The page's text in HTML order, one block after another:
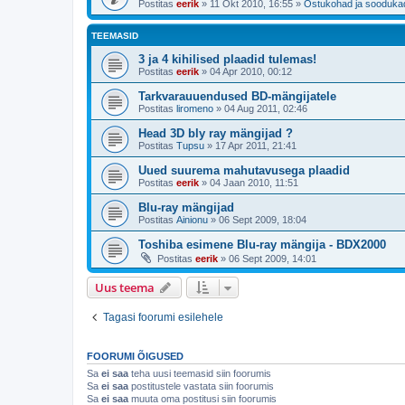
Postitas eerik » 11 Okt 2010, 16:55 » Ostukohad ja
TEEMASID
3 ja 4 kihilised plaadid tulemas!
Postitas eerik » 04 Apr 2010, 00:12
Tarkvarauuendused BD-mängijatele
Postitas liromeno » 04 Aug 2011, 02:46
Head 3D bly ray mängijad ?
Postitas Tupsu » 17 Apr 2011, 21:41
Uued suurema mahutavusega plaadid
Postitas eerik » 04 Jaan 2010, 11:51
Blu-ray mängijad
Postitas Ainionu » 06 Sept 2009, 18:04
Toshiba esimene Blu-ray mängija - BDX2000
Postitas eerik » 06 Sept 2009, 14:01
Uus teema
Tagasi foorumi esilehele
FOORUMI ÕIGUSED
Sa ei saa teha uusi teemasid siin foorumis
Sa ei saa postitustele vastata siin foorumis
Sa ei saa muuta oma postitusi siin foorumis